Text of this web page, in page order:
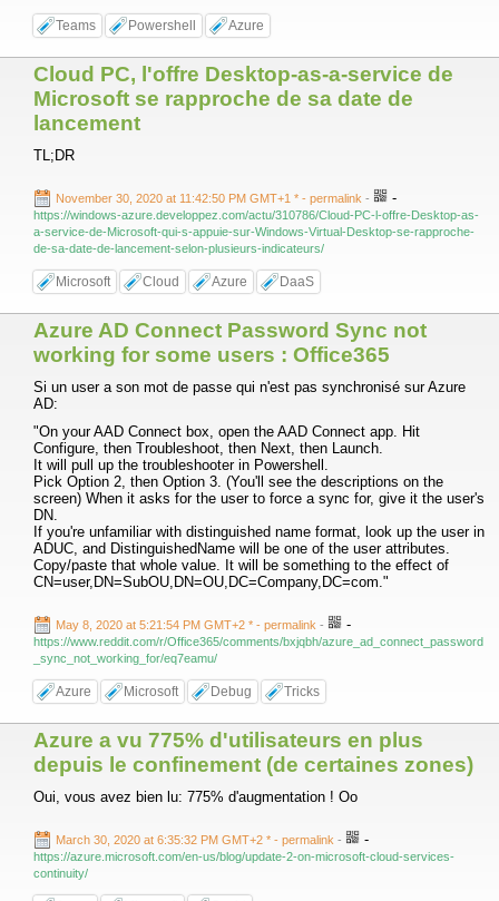
Teams Powershell Azure
Cloud PC, l'offre Desktop-as-a-service de
Microsoft se rapproche de sa date de
lancement
TL;DR
November 30, 2020 at 11:42:50 PM GMT+1 * - permalink - -
https://windows-azure.developpez.com/actu/310786/Cloud-PC-l-offre-Desktop-as-
a-service-de-Microsoft-qui-s-appuie-sur-Windows-Virtual-Desktop-se-rapproche-
de-sa-date-de-lancement-selon-plusieurs-indicateurs/
Microsoft Cloud Azure DaaS
Azure AD Connect Password Sync not
working for some users : Office365
Si un user a son mot de passe qui n'est pas synchronisé sur Azure
AD:
"On your AAD Connect box, open the AAD Connect app. Hit
Configure, then Troubleshoot, then Next, then Launch.
It will pull up the troubleshooter in Powershell.
Pick Option 2, then Option 3. (You'll see the descriptions on the
screen) When it asks for the user to force a sync for, give it the user's
DN.
If you're unfamiliar with distinguished name format, look up the user in
ADUC, and DistinguishedName will be one of the user attributes.
Copy/paste that whole value. It will be something to the effect of
CN=user,DN=SubOU,DN=OU,DC=Company,DC=com."
May 8, 2020 at 5:21:54 PM GMT+2 * - permalink - -
https://www.reddit.com/r/Office365/comments/bxjqbh/azure_ad_connect_password
_sync_not_working_for/eq7eamu/
Azure Microsoft Debug Tricks
Azure a vu 775% d'utilisateurs en plus
depuis le confinement (de certaines zones)
Oui, vous avez bien lu: 775% d'augmentation ! Oo
March 30, 2020 at 6:35:32 PM GMT+2 * - permalink - -
https://azure.microsoft.com/en-us/blog/update-2-on-microsoft-cloud-services-
continuity/